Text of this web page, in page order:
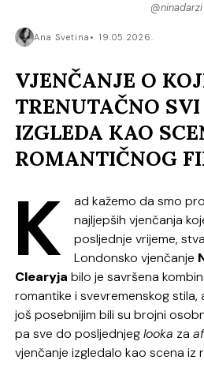
@ninadarzi
Ana Svetina 19.05.2026.
VJENČANJE O
TRENUTAČNO
IZGLEDA KAO
ROMANTIČNOG
K
ad kažemo da smo
najljepših vjenčanja
posljednje vrijeme,
Londonsko vjenčanje
Clearyja bilo je savršena
romantike i svevremenskog stila,
još posebnijim bili su brojni
pa sve do posljednjeglooka za
vjenčanje izgledalo kao scena iz